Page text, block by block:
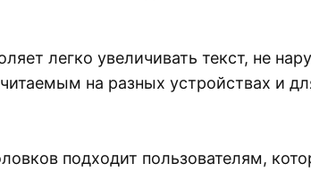
легко увеличивать текст, не
читаемым на разных устройствах и
подходит пользователям,